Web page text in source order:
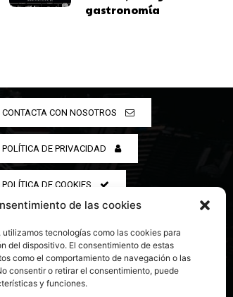
de las cookies
tecnologías como las cookies para
del dispositivo. El consentimiento de estas
como el comportamiento de navegación o las
consentir o retirar el consentimiento, puede
y funciones.
gastronomía
CONTACTA CON NOSOTROS
POLÍTICA DE PRIVACIDAD
POLÍTICA DE COOKIES